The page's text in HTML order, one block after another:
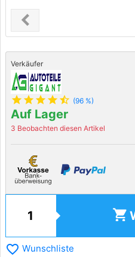
chevron_leftPrevious
Verkäufer
star star star star star_half (96 %)
Auf Lager
3 Beobachten diesen Artikel
shopping_cart
favorite_border Wunschliste